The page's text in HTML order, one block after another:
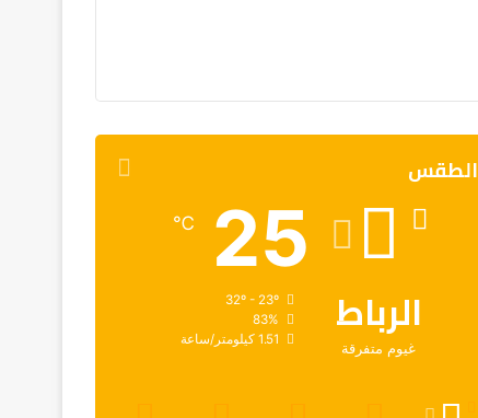
الطقس
الرباط
غيوم متفرقة
25
℃
32º - 23º
83%
1.51 كيلومتر/ساعة